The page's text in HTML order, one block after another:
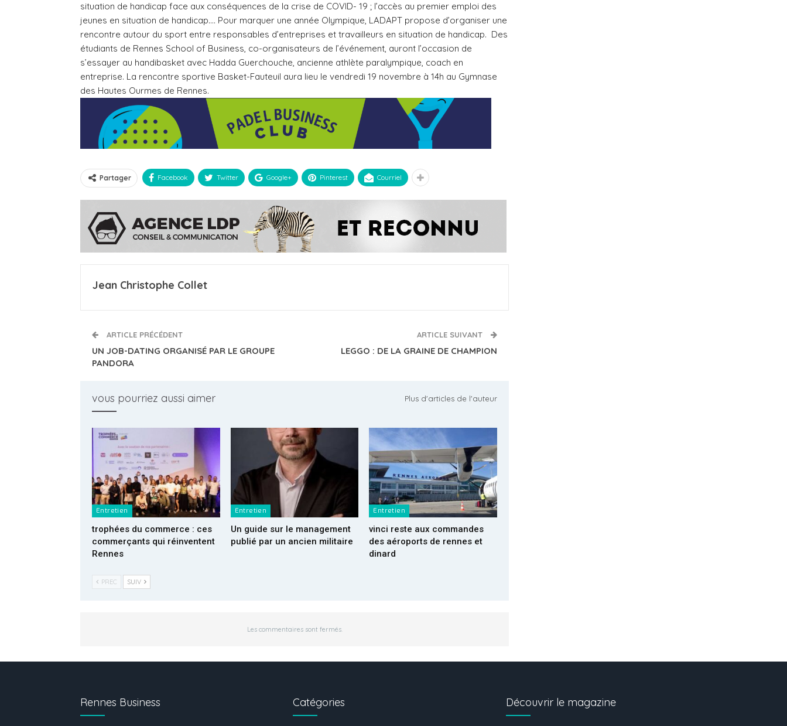
situation de handicap face aux conséquences de la crise de COVID- 19 ; l’accès au premier emploi des
jeunes en situation de handicap…. Pour marquer une année Olympique, LADAPT propose d’organiser une
rencontre autour du sport entre responsables d’entreprises et travailleurs en situation de handicap. Des
étudiants de Rennes School of Business, co-organisateurs de l’événement, auront l’occasion de
s’essayer au handibasket avec Hadda Guerchouche, ancienne athlète paralympique, coach en
entreprise. La rencontre sportive Basket-Fauteuil aura lieu le vendredi 19 novembre à 14h au Gymnase
des Hautes Ourmes de Rennes.
Partager Facebook Twitter Google+ Pinterest Courriel
Jean Christophe Collet
ARTICLE PRÉCÉDENT
UN JOB-DATING ORGANISÉ PAR LE GROUPE
PANDORA
ARTICLE SUIVANT
LEGGO : DE LA GRAINE DE CHAMPION
vous pourriez aussi aimer Plus d'articles de l'auteur
Entretien
trophées du commerce : ces
commerçants qui réinventent
Rennes
Entretien
Un guide sur le management
publié par un ancien militaire
Entretien
vinci reste aux commandes
des aéroports de rennes et
dinard
PREC SUIV
Les commentaires sont fermés.
Rennes Business Catégories Découvrir le magazine